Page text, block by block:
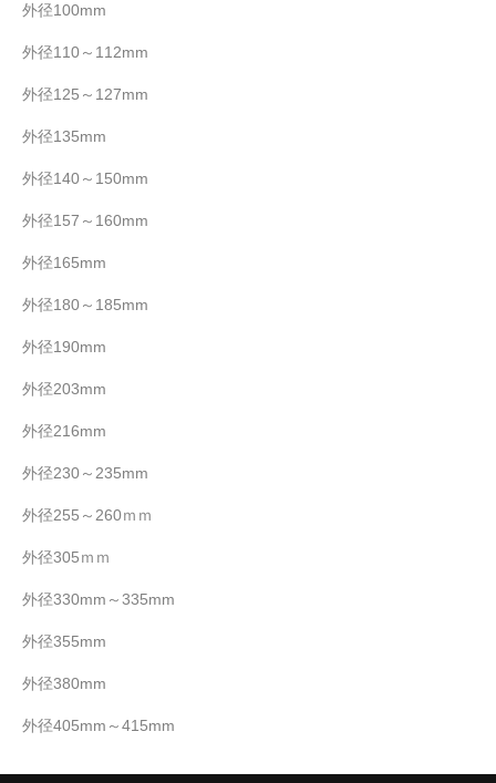
外径100mm
外径110～112mm
外径125～127mm
外径135mm
外径140～150mm
外径157～160mm
外径165mm
外径180～185mm
外径190mm
外径203mm
外径216mm
外径230～235mm
外径255～260ｍｍ
外径305ｍｍ
外径330mm～335mm
外径355mm
外径380mm
外径405mm～415mm